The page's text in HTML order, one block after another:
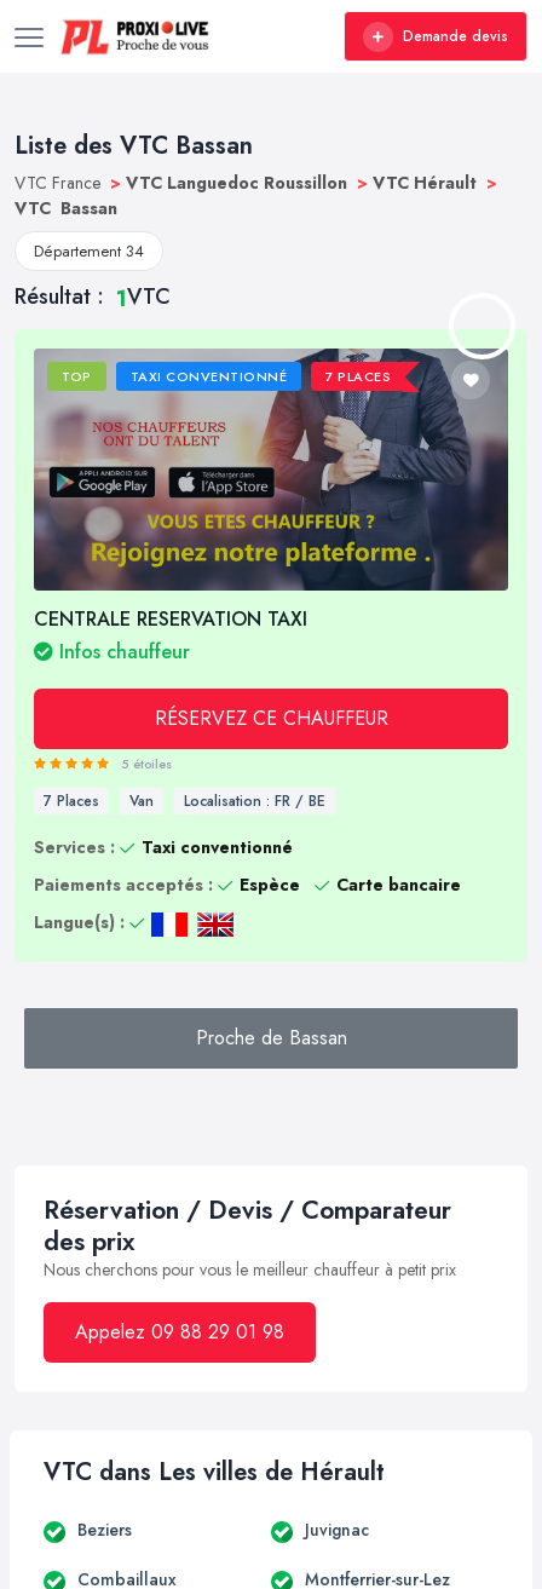
Demande devis
Liste des VTC Bassan
VTC France > VTC Languedoc Roussillon > VTC Hérault >
VTC Bassan
Département 34
Résultat : 1VTC
TOP TAXI CONVENTIONNÉ 7 PLACES
CENTRALE RESERVATION TAXI
Infos chauffeur
RÉSERVEZ CE CHAUFFEUR
5 étoiles
7 Places Van Localisation : FR / BE
Services :
Taxi conventionné
Paiements acceptés :
Espèce
Carte bancaire
Langue(s) :
Proche de Bassan
Réservation / Devis / Comparateur
des prix
Nous cherchons pour vous le meilleur chauffeur à petit prix
Appelez 09 88 29 01 98
VTC dans Les villes de Hérault
Beziers Juvignac
Combaillaux Montferrier-sur-Lez